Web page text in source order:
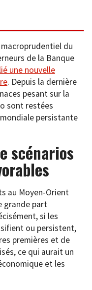
du
de la Banque
une nouvelle
. Depuis la dernière
pesant sur la
sont restées
persistante
scénarios
au Moyen-Orient
grande part
si les
ou persistent,
premières et de
ce qui aurait un
et les